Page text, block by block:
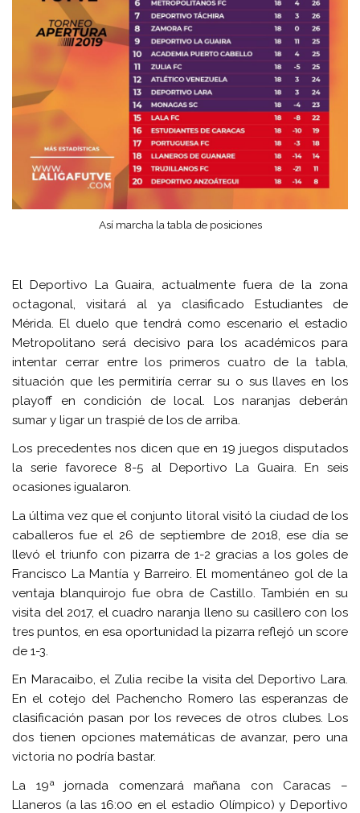
Así marcha la tabla de posiciones
El Deportivo La Guaira, actualmente fuera de la zona
octagonal, visitará al ya clasificado Estudiantes de
Mérida. El duelo que tendrá como escenario el estadio
Metropolitano será decisivo para los académicos para
intentar cerrar entre los primeros cuatro de la tabla,
situación que les permitiría cerrar su o sus llaves en los
playoff en condición de local. Los naranjas deberán
sumar y ligar un traspié de los de arriba.
Los precedentes nos dicen que en 19 juegos disputados
la serie favorece 8-5 al Deportivo La Guaira. En seis
ocasiones igualaron.
La última vez que el conjunto litoral visitó la ciudad de los
caballeros fue el 26 de septiembre de 2018, ese día se
llevó el triunfo con pizarra de 1-2 gracias a los goles de
Francisco La Mantía y Barreiro. El momentáneo gol de la
ventaja blanquirojo fue obra de Castillo. También en su
visita del 2017, el cuadro naranja lleno su casillero con los
tres puntos, en esa oportunidad la pizarra reflejó un score
de 1-3.
En Maracaibo, el Zulia recibe la visita del Deportivo Lara.
En el cotejo del Pachencho Romero las esperanzas de
clasificación pasan por los reveces de otros clubes. Los
dos tienen opciones matemáticas de avanzar, pero una
victoria no podría bastar.
La 19ª jornada comenzará mañana con Caracas –
Llaneros (a las 16:00 en el estadio Olímpico) y Deportivo